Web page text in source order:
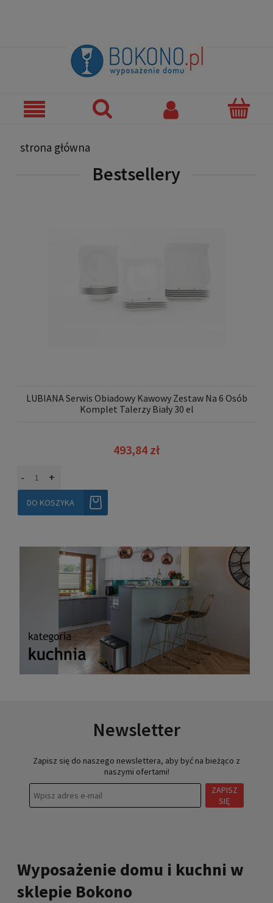
strona główna
Bestsellery
LUBIANA Serwis Obiadowy Kawowy Zestaw Na 6 Osób
Komplet Talerzy Biały 30 el
493,84 zł
- +
DO KOSZYKA
Newsletter
Zapisz się do naszego newslettera, aby być na bieżąco z
naszymi ofertami!
ZAPISZ
SIĘ
Wyposażenie domu i kuchni w
sklepie Bokono